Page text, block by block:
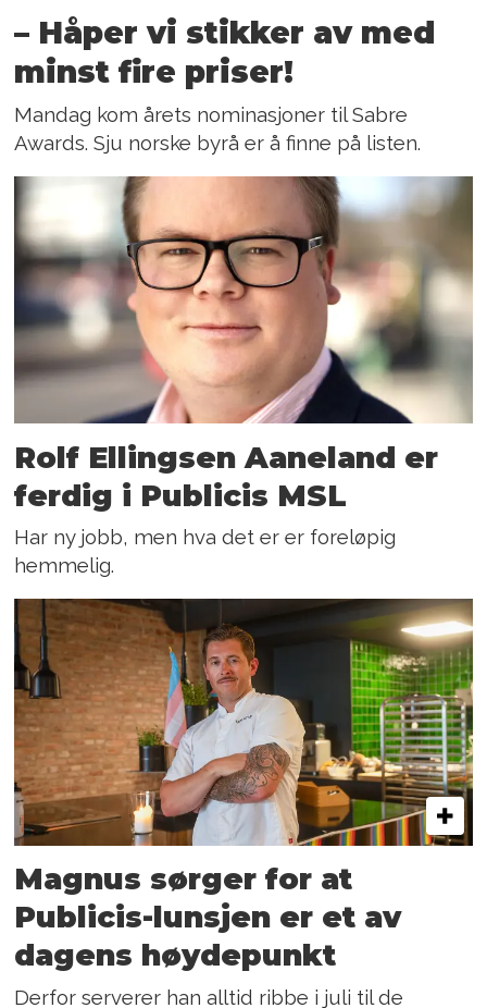
– Håper vi stikker av med
minst fire priser!
Mandag kom årets nominasjoner til Sabre
Awards. Sju norske byrå er å finne på listen.
Rolf Ellingsen Aaneland er
ferdig i Publicis MSL
Har ny jobb, men hva det er er foreløpig
hemmelig.
Magnus sørger for at
Publicis-lunsjen er et av
dagens høydepunkt
Derfor serverer han alltid ribbe i juli til de